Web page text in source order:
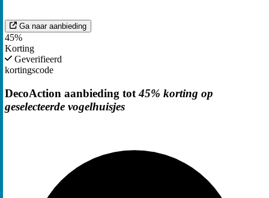
Ga naar aanbieding
45%
Korting
Geverifieerd
kortingscode
DecoAction aanbieding tot45% korting op
geselecteerde vogelhuisjes